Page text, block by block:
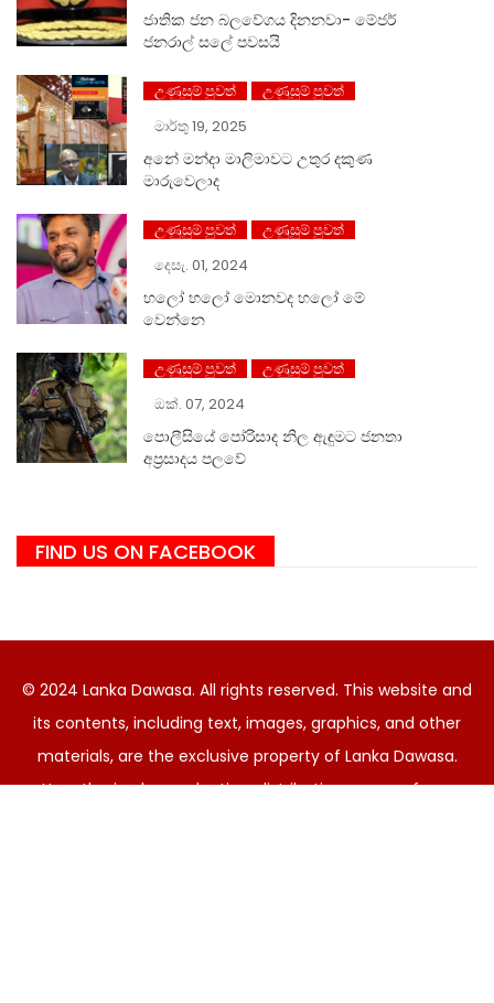
ජාතික ජන බලවේගය දිනනවා- මේජර්
ජනරාල් සලේ පවසයි
උණුසුම් පුවත්
උණුසුම් පුවත්
මාර්තු 19, 2025
අනේ මන්දා මාලිමාවට උතුර දකුණ
මාරුවෙලාද
උණුසුම් පුවත්
උණුසුම් පුවත්
දෙසැ. 01, 2024
හලෝ ⁣හලෝ මොනවද හලෝ මේ
වෙන්නෙ
උණුසුම් පුවත්
උණුසුම් පුවත්
ඔක්. 07, 2024
පොලීසියේ පෝරිසාද නිල ඇඳුමට ජනතා
අප්‍රසාදය පලවේ
FIND US ON FACEBOOK
© 2024 Lanka Dawasa. All rights reserved. This website and
its contents, including text, images, graphics, and other
materials, are the exclusive property of Lanka Dawasa.
Unauthorized reproduction, distribution, or use of any